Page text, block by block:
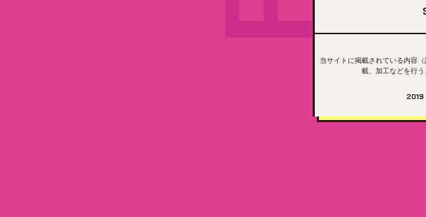
当サイトに掲載されている内容
載、加工などを行
2019